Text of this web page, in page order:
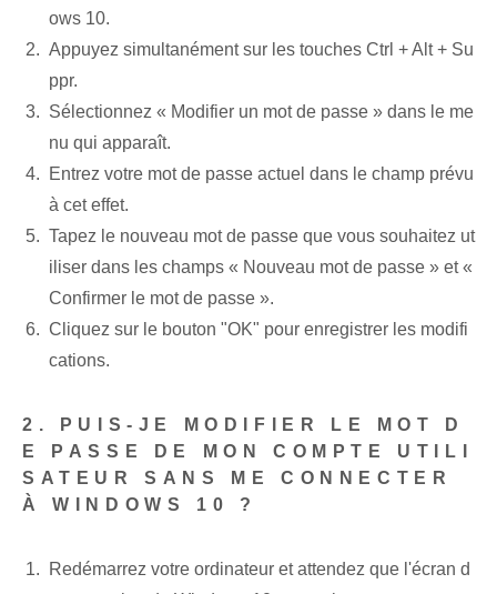
ows 10.
Appuyez simultanément sur les touches Ctrl + Alt + Su
ppr.
Sélectionnez « Modifier un mot de passe » dans le me
nu qui apparaît.
Entrez votre mot de passe actuel dans le champ prévu
à cet effet.
Tapez le nouveau mot de passe que vous souhaitez ut
iliser dans les champs « Nouveau mot de passe » et «
Confirmer le mot de passe ».
Cliquez sur le bouton "OK" pour enregistrer les modifi
cations.
2. PUIS-JE MODIFIER LE MOT D
E PASSE DE MON COMPTE UTILI
SATEUR SANS ME CONNECTER
À WINDOWS 10 ?
Redémarrez votre ordinateur et attendez que l'écran d